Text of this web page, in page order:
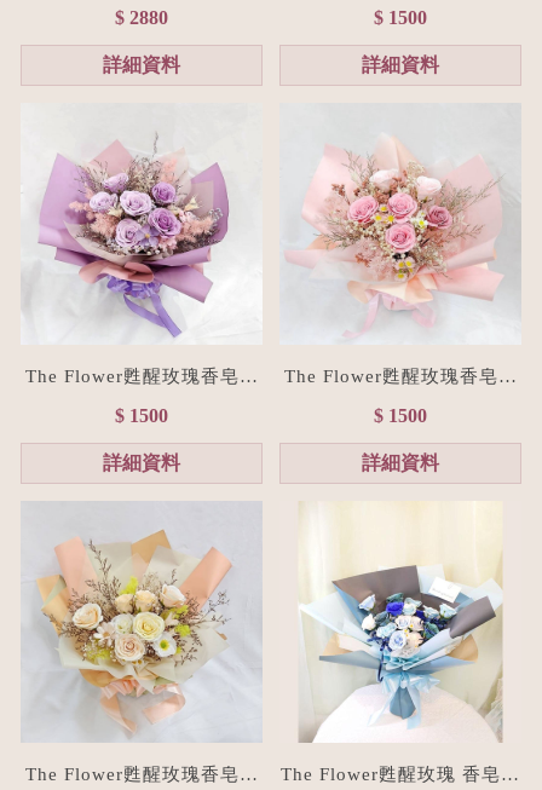
朵粉玫瑰花束(台北花店/花
禮訂製)
$ 2880
詳細資料
束M size(贈禮物提袋/全台
宅配）經典紅
$ 1500
詳細資料
The Flower甦醒玫瑰香皂花
束M size(贈禮物提袋/全台
宅配）浪漫紫
$ 1500
詳細資料
The Flower甦醒玫瑰香皂花
束M size(贈禮物提袋/全台
宅配）浪漫粉
$ 1500
詳細資料
The Flower甦醒玫瑰香皂花
The Flower甦醒玫瑰 香皂花